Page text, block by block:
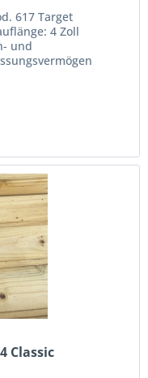
617 Target
4 Zoll
und
Classic